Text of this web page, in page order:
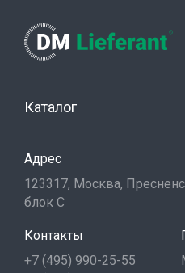
Каталог
Адрес
123317, Москва,
блок С
Контакты
+7 (495) 990-25-55